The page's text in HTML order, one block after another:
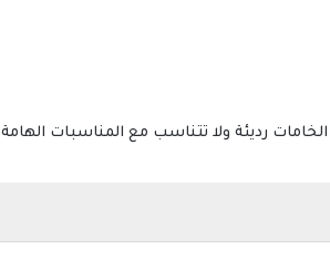
البلد تباع بمفردها بأسعار تبدأ 450 جنية إلي 800 جنيه مصري، ولكن الخامات رديئة ولا تتناسب مع المناسبات الهامة